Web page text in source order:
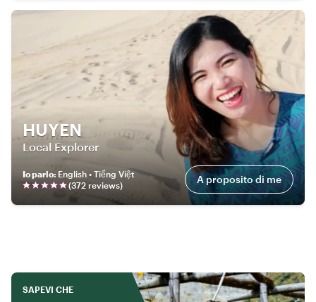
HUYEN
Local Explorer
Io parlo: English • Tiếng Việt
(372 reviews) A proposito di me
SAPEVI CHE